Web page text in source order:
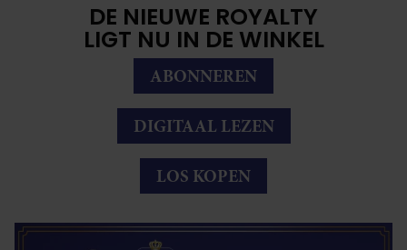
DE NIEUWE ROYALTY
LIGT NU IN DE WINKEL
ABONNEREN
DIGITAAL LEZEN
LOS KOPEN